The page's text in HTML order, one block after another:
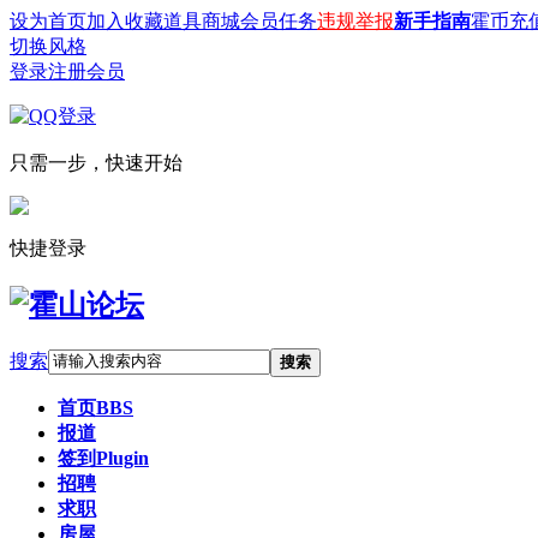
设为首页加入收藏道具商城会员任务违规举报新手指南霍币充
切换风格
登录注册会员
只需一步，快速开始
快捷登录
搜索 搜索
首页BBS
报道
签到Plugin
招聘
求职
房屋